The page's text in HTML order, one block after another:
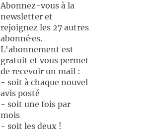
Abonnez-vous à la
newsletter et
rejoignez les 27 autres
abonné·es.
L'abonnement est
gratuit et vous permet
de recevoir un mail :
- soit à chaque nouvel
avis posté
- soit une fois par
mois
- soit les deux !